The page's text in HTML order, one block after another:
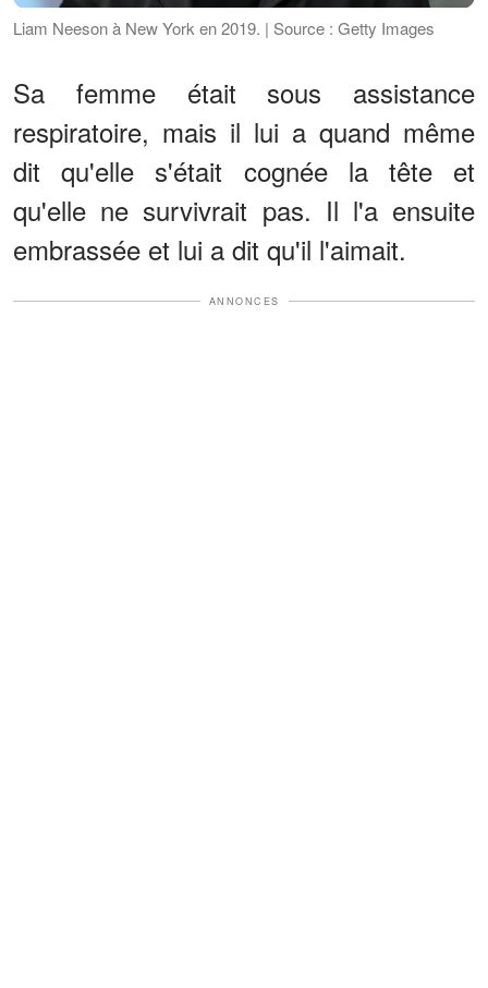
Liam Neeson à New York en 2019. | Source : Getty Images
Sa femme était sous assistance
respiratoire, mais il lui a quand même
dit qu'elle s'était cognée la tête et
qu'elle ne survivrait pas. Il l'a ensuite
embrassée et lui a dit qu'il l'aimait.
ANNONCES